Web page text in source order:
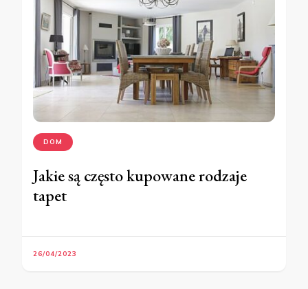
DOM
Jakie są często kupowane rodzaje
tapet
26/04/2023